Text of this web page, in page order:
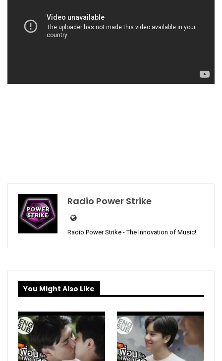
Radio Power Strike
Radio Power Strike - The Innovation of Music!
You Might Also Like